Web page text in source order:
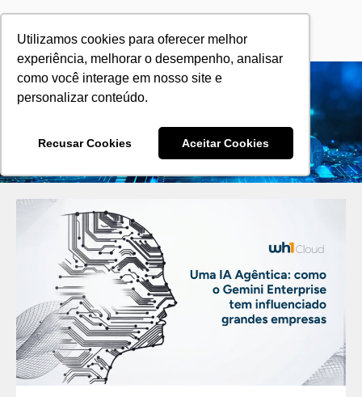
Utilizamos cookies para oferecer melhor
experiência, melhorar o desempenho, analisar
como você interage em nosso site e
personalizar conteúdo.
Recusar Cookies Aceitar Cookies
Nosso Blog